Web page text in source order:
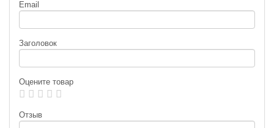
Email
Заголовок
Оцените товар
Отзыв